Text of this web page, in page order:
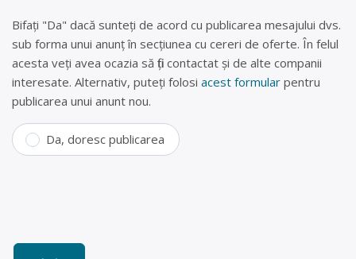
Bifați "Da" dacă sunteți de acord cu publicarea mesajului dvs.
sub forma unui anunț în secțiunea cu cereri de oferte. În felul
acesta veți avea ocazia să fiți contactat și de alte companii
interesate. Alternativ, puteți folosi acest formular pentru
publicarea unui anunt nou.
Da, doresc publicarea